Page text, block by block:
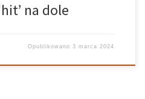
na dole
Opublikowano3 marca 2024